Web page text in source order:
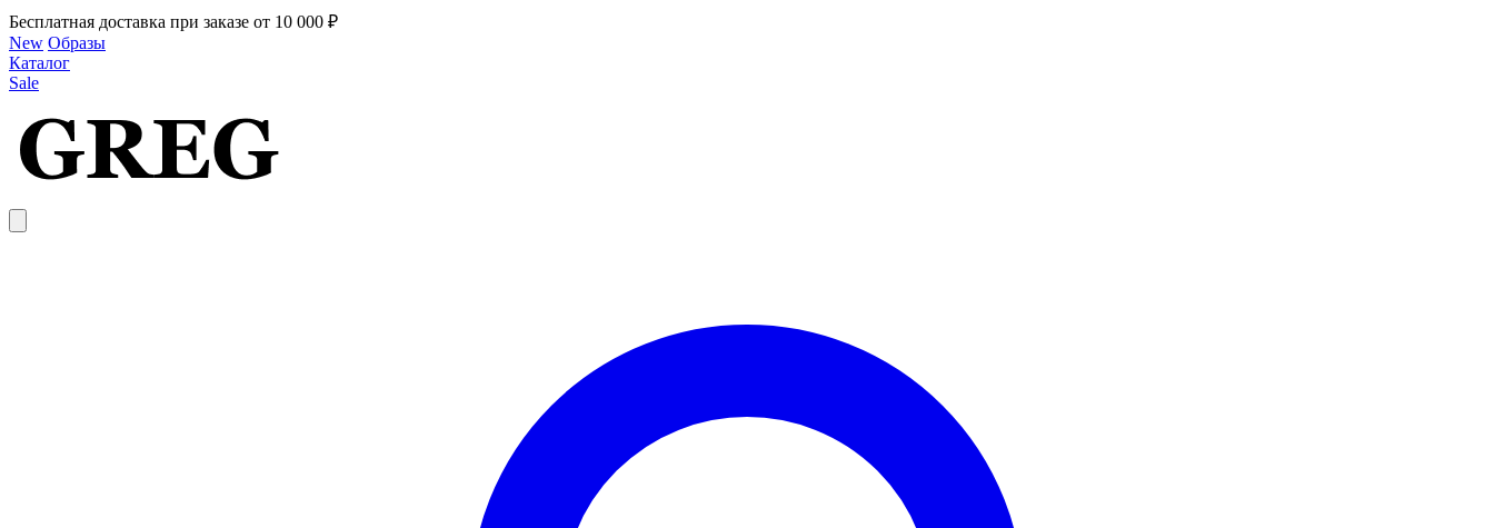
Бесплатная доставка при заказе от 10 000 ₽
New Образы
Каталог
Sale